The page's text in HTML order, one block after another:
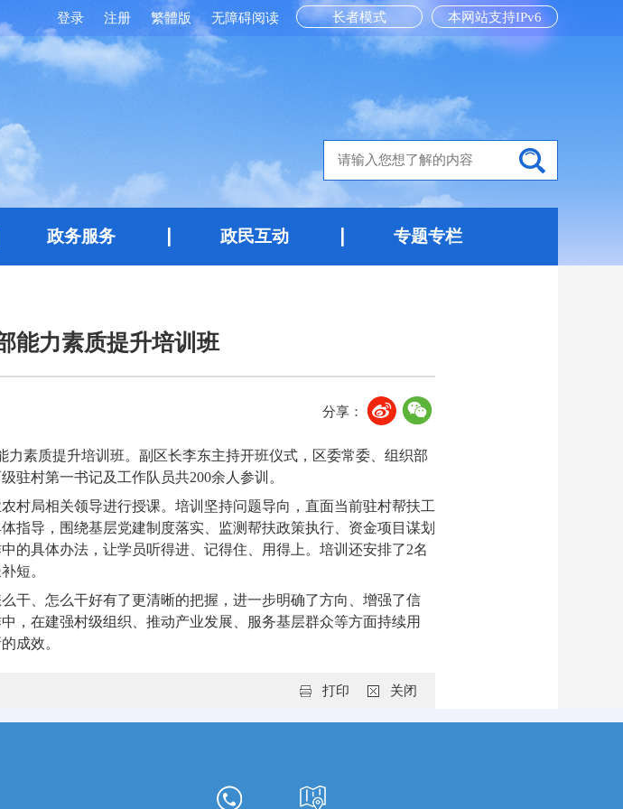
本网站支持IPv6
长者模式
登录 注册 繁體版 无障碍阅读
政务服务 政民互动 专题专栏
能力素质提升培训班
分享：
素质提升培训班。副区长李东主持开班仪式，区委常委、组织部
驻村第一书记及工作队员共200余人参训。
村局相关领导进行授课。培训坚持问题导向，直面当前驻村帮扶工
指导，围绕基层党建制度落实、监测帮扶政策执行、资金项目谋划
的具体办法，让学员听得进、记得住、用得上。培训还安排了2名
短。
干、怎么干好有了更清晰的把握，进一步明确了方向、增强了信
，在建强村级组织、推动产业发展、服务基层群众等方面持续用
成效。
关闭
打印